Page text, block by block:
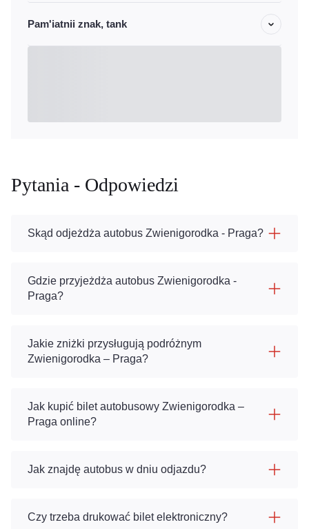
Pam'iatnii znak, tank
Pytania - Odpowiedzi
Skąd odjeżdża autobus Zwienigorodka - Praga?
Gdzie przyjeżdża autobus Zwienigorodka -
Praga?
Jakie zniżki przysługują podróżnym
Zwienigorodka – Praga?
Jak kupić bilet autobusowy Zwienigorodka –
Praga online?
Jak znajdę autobus w dniu odjazdu?
Czy trzeba drukować bilet elektroniczny?